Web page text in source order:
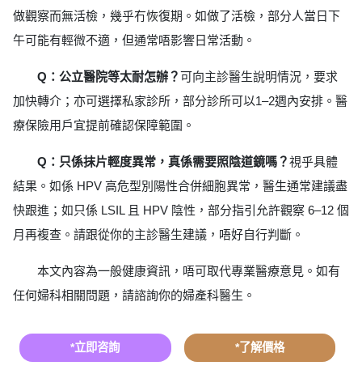
做觀察而無活檢，幾乎冇恢復期。如做了活檢，部分人當日下
午可能有輕微不適，但通常唔影響日常活動。
Q：公立醫院等太耐怎辦？可向主診醫生說明情況，要求
加快轉介；亦可選擇私家診所，部分診所可以1–2週內安排。醫
療保險用戶宜提前確認保障範圍。
Q：只係抹片輕度異常，真係需要照陰道鏡嗎？視乎具體
結果。如係 HPV 高危型別陽性合併細胞異常，醫生通常建議盡
快跟進；如只係 LSIL 且 HPV 陰性，部分指引允許觀察 6–12 個
月再複查。請跟從你的主診醫生建議，唔好自行判斷。
本文內容為一般健康資訊，唔可取代專業醫療意見。如有
任何婦科相關問題，請諮詢你的婦產科醫生。
*立即咨詢 *了解價格